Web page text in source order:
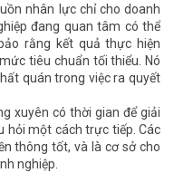
nhân lực chỉ cho doanh
đang quan tâm có thể
rằng kết quả thực hiện
tiêu chuẩn tối thiểu. Nó
quán trong việc ra quyết
xuyên có thời gian để giải
hỏi một cách trực tiếp. Các
thông tốt, và là cơ sở cho
nghiệp.